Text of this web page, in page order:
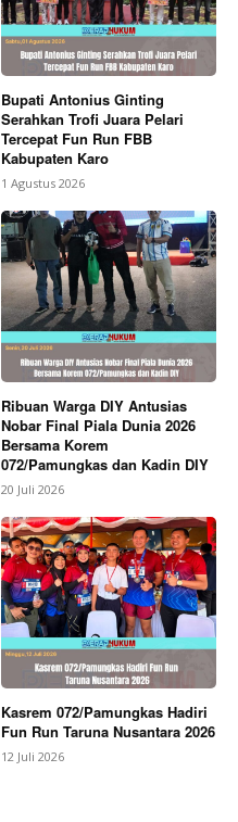
Bupati Antonius Ginting
Serahkan Trofi Juara Pelari
Tercepat Fun Run FBB
Kabupaten Karo
1 Agustus 2026
Ribuan Warga DIY Antusias
Nobar Final Piala Dunia 2026
Bersama Korem
072/Pamungkas dan Kadin DIY
20 Juli 2026
Kasrem 072/Pamungkas Hadiri
Fun Run Taruna Nusantara 2026
12 Juli 2026